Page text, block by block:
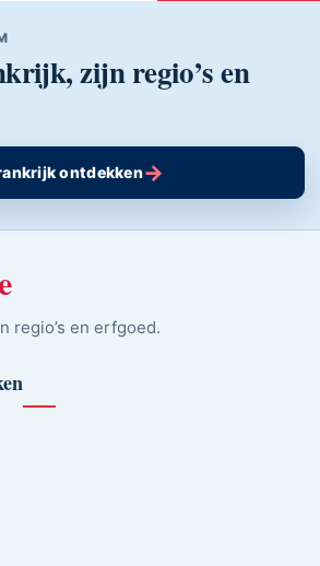
zijn regio’s en
ontdekken→
regio’s en erfgoed.